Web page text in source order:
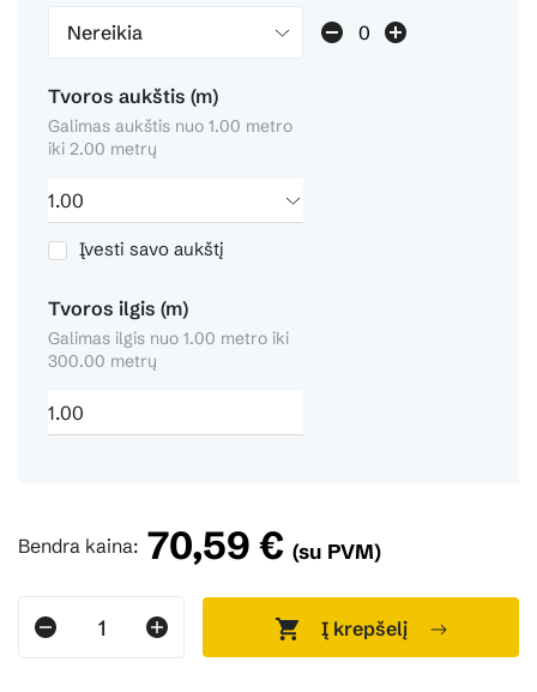
Nereikia
Tvoros aukštis (m)
Galimas aukštis nuo 1.00 metro
iki 2.00 metrų
Įvesti savo aukštį
Tvoros ilgis (m)
Galimas ilgis nuo 1.00 metro iki
300.00 metrų
Bendra kaina: 70,59 € (su PVM)
Į krepšelį